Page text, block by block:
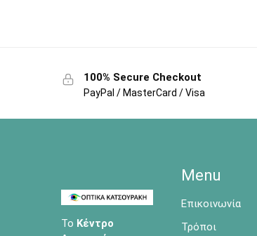
100% Secure Checkout
PayPal / MasterCard / Visa
Το Κέντρο
Menu
Επικοινωνία
Τρόποι